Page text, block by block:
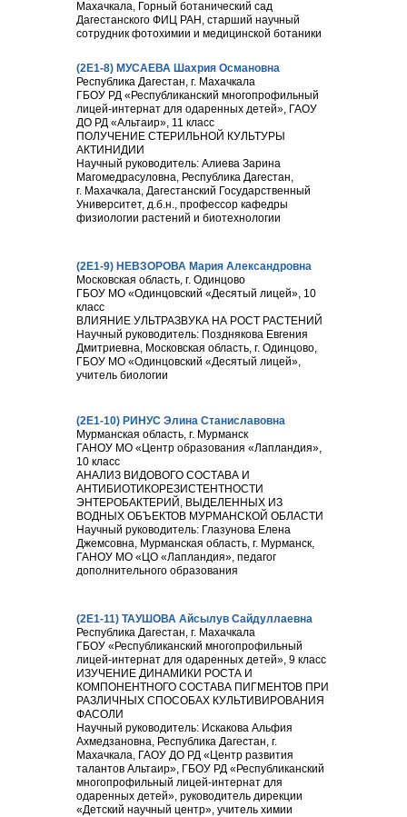
Махачкала, Горный ботанический сад
Дагестанского ФИЦ РАН, старший научный
сотрудник фотохимии и медицинской ботаники
(2Е1-8) МУСАЕВА Шахрия Османовна
Республика Дагестан, г. Махачкала
ГБОУ РД «Республиканский многопрофильный
лицей-интернат для одаренных детей», ГАОУ
ДО РД «Альтаир», 11 класс
ПОЛУЧЕНИЕ СТЕРИЛЬНОЙ КУЛЬТУРЫ
АКТИНИДИИ
Научный руководитель: Алиева Зарина
Магомедрасуловна, Республика Дагестан,
г. Махачкала, Дагестанский Государственный
Университет, д.б.н., профессор кафедры
физиологии растений и биотехнологии
(2Е1-9) НЕВЗОРОВА Мария Александровна
Московская область, г. Одинцово
ГБОУ МО «Одинцовский «Десятый лицей», 10
класс
ВЛИЯНИЕ УЛЬТРАЗВУКА НА РОСТ РАСТЕНИЙ
Научный руководитель: Позднякова Евгения
Дмитриевна, Московская область, г. Одинцово,
ГБОУ МО «Одинцовский «Десятый лицей»,
учитель биологии
(2Е1-10) РИНУС Элина Станиславовна
Мурманская область, г. Мурманск
ГАНОУ МО «Центр образования «Лапландия»,
10 класс
АНАЛИЗ ВИДОВОГО СОСТАВА И
АНТИБИОТИКОРЕЗИСТЕНТНОСТИ
ЭНТЕРОБАКТЕРИЙ, ВЫДЕЛЕННЫХ ИЗ
ВОДНЫХ ОБЪЕКТОВ МУРМАНСКОЙ ОБЛАСТИ
Научный руководитель: Глазунова Елена
Джемсовна, Мурманская область, г. Мурманск,
ГАНОУ МО «ЦО «Лапландия», педагог
дополнительного образования
(2Е1-11) ТАУШОВА Айсылув Сайдуллаевна
Республика Дагестан, г. Махачкала
ГБОУ «Республиканский многопрофильный
лицей-интернат для одаренных детей», 9 класс
ИЗУЧЕНИЕ ДИНАМИКИ РОСТА И
КОМПОНЕНТНОГО СОСТАВА ПИГМЕНТОВ ПРИ
РАЗЛИЧНЫХ СПОСОБАХ КУЛЬТИВИРОВАНИЯ
ФАСОЛИ
Научный руководитель: Искакова Альфия
Ахмедзановна, Республика Дагестан, г.
Махачкала, ГАОУ ДО РД «Центр развития
талантов Альтаир», ГБОУ РД «Республиканский
многопрофильный лицей-интернат для
одаренных детей», руководитель дирекции
«Детский научный центр», учитель химии